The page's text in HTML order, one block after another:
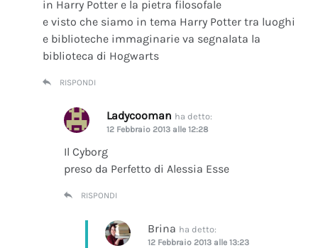
in Harry Potter e la pietra filosofale
e visto che siamo in tema Harry Potter tra luoghi
e biblioteche immaginarie va segnalata la
biblioteca di Hogwarts
RISPONDI
Ladycooman ha detto:
12 Febbraio 2013 alle 12:28
Il Cyborg
preso da Perfetto di Alessia Esse
RISPONDI
Brina ha detto:
12 Febbraio 2013 alle 13:23